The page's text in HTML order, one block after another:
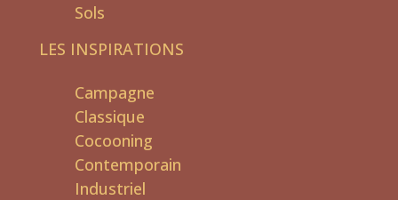
Sols
LES INSPIRATIONS
Campagne
Classique
Cocooning
Contemporain
Industriel